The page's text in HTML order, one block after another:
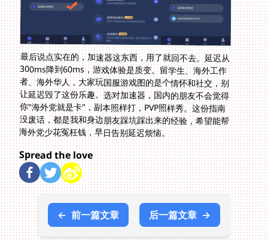
最后说点实在的，加速器这东西，用了就回不去。延迟从
300ms降到60ms，游戏体验是质变。留学生、海外工作
者、海外华人，大家玩国服游戏图的是个情怀和社交，别
让延迟毁了这份乐趣。选对加速器，国内的朋友不会觉得
你"海外党就是卡"，副本照样打，PVP照样秀。这份指南
没废话，都是我和身边朋友踩坑踩出来的经验，希望能帮
海外党少花冤枉钱，早日告别延迟烦恼。
Spread the love
← 前一篇文章 后一篇文章 →